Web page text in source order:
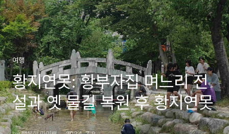
여행
황지연못: 황부자집 며느리 전
설과 옛 물길 복원 후 황지연못